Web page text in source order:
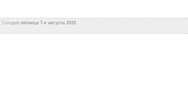
Сегодня пятница 7-е августа 2026